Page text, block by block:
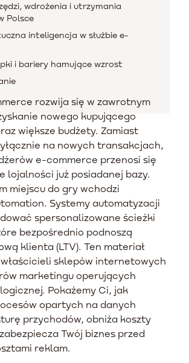
wdrożenia i utrzymania
Polsce
inteligencja w służbie e-
i bariery hamujące wzrost
rozwija się w zawrotnym
nowego kupującego
większe budżety. Zamiast
na nowych transakcjach,
e-commerce przenosi się
lojalności już posiadanej bazy.
miejscu do gry wchodzi
Systemy automatyzacji
spersonalizowane ścieżki
bezpośrednio podnoszą
klienta (LTV). Ten materiał
sklepów internetowych
marketingu operujących
Pokażemy Ci, jak
opartych na danych
przychodów, obniża koszty
Twój biznes przed
reklam.